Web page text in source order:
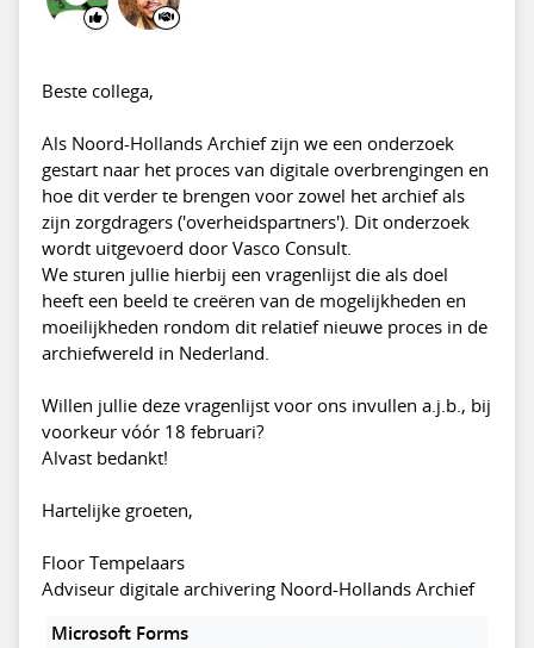
Beste collega,
Als Noord-Hollands Archief zijn we een onderzoek
gestart naar het proces van digitale overbrengingen en
hoe dit verder te brengen voor zowel het archief als
zijn zorgdragers ('overheidspartners'). Dit onderzoek
wordt uitgevoerd door Vasco Consult.
We sturen jullie hierbij een vragenlijst die als doel
heeft een beeld te creëren van de mogelijkheden en
moeilijkheden rondom dit relatief nieuwe proces in de
archiefwereld in Nederland.
Willen jullie deze vragenlijst voor ons invullen a.j.b., bij
voorkeur vóór 18 februari?
Alvast bedankt!
Hartelijke groeten,
Floor Tempelaars
Adviseur digitale archivering Noord-Hollands Archief
Microsoft Forms